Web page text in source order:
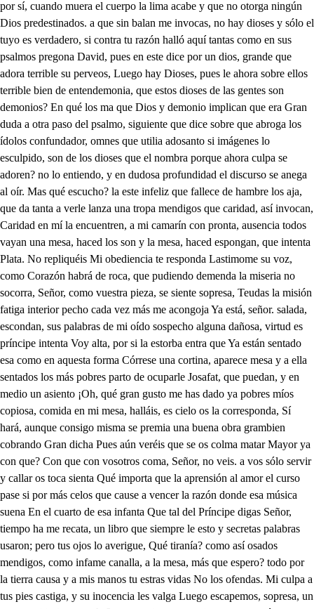
aunque consigo misma se premia una buena obra grambien cobrando Gran dicha Pues aún veréis que se os colma matar Mayor ya con que? Con que con vosotros coma, Señor, no veis. a vos sólo servir y callar os toca sienta Qué importa que la aprensión al amor el curso pase si por más celos que cause a vencer la razón donde esa música suena En el cuarto de esa infanta Que tal del Príncipe digas Señor, tiempo ha me recata, un libro que siempre le esto y secretas palabras usaron; pero tus ojos lo averigue, Qué tiranía? como así osados mendigos, como infame canalla, a la mesa, más que espero? todo por la tierra causa y a mis manos tu estras vidas No los ofendas. Mi culpa a tus pies castiga, y su inocencia les valga Luego escapemos, sopresa, un toscan mi juria esta sala Luego tuviste, estoy ciego, es que así postra, así haga a su lado la grandeza Nunca que más elevada que humillándose al mendigo, ¿Qué pronuncias? Calla, calla, mi enojo voces aparta afuera, Ved qué es eso, aquí me valga que me valga la prudencia qué permiso aque de entrar un medio aguarda Ya le tiene no me dio Jesús mío, Pues tú que venga me mandas, librame, que puedan, y en medio un asiento humilde me trae la infausta, noticia que de tu imperio todos los médicos llama pues la soy rico, y yo parante a que a patente za, pues tirano y su patante ya por la misma cada yo que le sigo a pata su pasante, curo bien oscuras? y con gran gracia lámparas lamparones con tierra de Mancha, humor tiene y desenfado le que causa al corazón este anciano que ella no sé qué que mi saña, no sé qué gozo en me asalta, desde ese anciano vi, deudas no sé que teme mi saña, desde que mire a este hombre Pues tan urgente, aunque acabas de llegar este el príncipe es repara toca alana, da tanta temer No me espanta a toca, permita deidades ahora a mi duda detenganza sufrimiento a mis ansias dormía en la parecera, acomodarrama, en la pastores tal fuego que la música está aguardando ataques. y porque ese nombre os dan porque fue mi bisabuelo Ventero mi abuelo que despensero, y vino luego por ser mi tatarabuelo, ventero, y despues siguió bisabuelo despensero, tuosaste, portar mi bisabuelo sastre mi abuelo algua mi padre escribano y luego porque me parió mi madre en un desván, por engro con que ay eran amoroso por linea recta le tengo ladrón miratar adveo que mi bisabuelo sastre, mi abuelo tocar padre escribano, a vuestras plantas, señor humilde me trae la infausta, noticia que de tu imperio todos los médicos llama pues la soy rico, y yo parante a que grata, a su patente anciano y su patente en ya por la mia cada Y yo que le sigo a pata su pasante, curo bien oscuras? y con gran gracia ron lámparas lamparones con tierra de Mancha, humor tiene y desenfado le que causa al corazón este anciano que ella no sé qué que mi saña, No sé qué gozo en me asalta, desde que ese anciano vi, No sé que teme mi saña, desde que mire a este hombre Pues tan urgente saca, aunque acabas de llegar este el príncipe es repara cuán triste y debil subida, por puntos parece acaba, a curarme os atrevéis? como conmigo cobrarás, sí, señor, Yo la ofrezco para basta de donde alcanza tal ciencia De ti apartan la documento y cauta Qué escucho y a un vivo Dónde está puesto a tus plantas heredarla, ¿Qué haces, señor, finge y calla, que nos en Sí haré, si puedo con el gozo que me embarga. Ved que es empresa de traigo en todo confianza si es mal interno. Si son dudas? No me espantan. Y si alma toca. quiero yo que toque al alma los pues de más primero advierte por si acaso traición guarda con tal disfraz esto ordeno que puedes a su sabía ciencia en público o secreto parte informaciones largas, tu aplicarle los remedios como por la mano vayan de rendas que día noche del príncipe no se aparta sólo el pulso te permito, con estas circunstancias a que es disponéis los deste viendo que hay en mí amenaza para los servicios premios cuchillos para gargantas en el infiero Nada ya estorba a mi dicha. Venta, pues con cuanta cuanta alegría osada, voy siguiendo tus pisadas, Si a príncipe la infierno haz mi sospecha sea gala, toca alana, toda la temer tanta a toca sígame, permitida de Lara, a mi duda detengan sufrimiento a mis ansias a Dios mío en la palestra, tal fuego que la música está aguardando ataques. y porque ese nombre os dan porque fue mi bisabuelo Ventero mi abuelo que despensero, y vino luego por ser mi tatarabuelo, vente, y después siguió bisabuelo despensero, do sastre porque sabré mi disabuelo sastre mi abuelo algua mi padre escribano y luego porque me parió mi madre en un desván, por engro con que ay eran a Morong, por nonbre propio me di linea recta le tengo ladrón miratar aqueo, que mi bisabuelo sastre, mi abuelo tomar tengo padre escribano, el Rey Asuero, Judad gracioso, cachivache caredes ser dama, pagada asi sobresal tares ventura graciosa Mardoqueo viejo do viejo sando los ebreos y las con su dama celebren festivas, unidas las almas la heroica baste, la reina persiana, le con de por sale a rico, nunca más que oy me ha causado tu diestra voz embeleso, Estador qué hacéis al tono, sentrá, y yo no merezco Si mereces; porque cuando de ti no quitará dedo apreciarte, por quién eres soy más que un esclavo vuestro Si católico El cómo dudo como confiando su pecho de mí tu hermana, me ha dicho qué hermanos no sois, o muero sino amantes desdicha osadía parara, padre catan cola, el ceño padecéis de la fortuna Ya todo sea descubierto o no temas lo revele. Mas dime ¿qué clima cielo Tan benévolo os asiste, que allá en mi albedrío imperio En qué lo adviertes, señora, en ser de tu mismo rino paraquías que aquí tino galán valiente y discreto, diere a rendir mi alma tono que os cante por él y aún tengo Aquí es el dueño yo dichosa, pues deseo corresponder a satisfecha, Los dos se enamoran celos Sí debéis estarlo, como en la glosa y tono tierno que cante, veréis aquí dan papel papel esto más? ¿Qué espero benigna lo admito; y pues en el cenador veo, ni le daré un instante Espera aquí que ya vuelvo Pero agravio injusta estrella Que en católico esto advierto que Sirene, nos descubra. mas allí está Ya se vuelto. Dime, villano son estas las atenciones los premios que tu amor me corresponde si oigo, en que te ofendo de por En qué acaso es poco verte con la infanta amable y tierno darla un papel? que en vano Ay Sirene es tu recelo así, ¿cómo puedo yo satisfacerte tan presto a mí me satisfacieras, yo de que que a dueño para queste hable escala no puede engañarme el Pues yo lo pronuncio es cierto Esto que va seguro lo que he visto aquí aseguran Mis ojos por verdadero Yo lo que refiero, pues basta decírmelo el mesmo falta tirano retraidora siren resti Ni un aliviero Qué bulla es esta que la oye el reinoramala, Oye uno mi sufrimiento denme los celos furias, de médico, porque con el siempre anda en secretos para tus diere Aquí viene su pasante, no fueron vanos tus recelos y mentira tus sospechas buenas tardes caballeros semos sea bien venido el mortengo Morongo os llamáis que bueno Aquese es nombre de gato, digo yo que sea de perro y porque os ponen tal nombre dan papel porque era mi bisabuelo Sastre, mi aguelo escribano, mi padre aguacil, y luego en entero porque mi madre en me parió en desvangatero, cogieran, si es morongo me tiene hurtado o credo, oíros me gusta, y desde ahora seréis mi medico, creto si aquestos ermitaños, por yo en desierto para su pasada para ruda, entero ron Ya le he a su mal en cuán gallo, es poco verte Sale Diana y rico, Nunca más que hoy me ha causado tu diestra voz embeleso, Estatar qué haréis al tono, sentrá, y yo no merezco Si mereces; porque cuando de ti no quitará dedo serena apreciarte, por quién eres soy más que un esclavo vuestro? si católico Pues yo lo pronuncio es cierto El cómo dudo lo que he visto aquí aseguran Cómo confiando su pecho de mí tu hermana, me ha dicho qué hermanos no sois, y muero ren resti ti un áspidiero ¿Qué talla es esta sino amantes desdicha osadía Aquí tiene su pasante, para abra y padre catan col, el ceño padecéis de la fortuna Sea bien venido el mortengo Ya todo sea descubierto no no temas lo revele. Mas dime ¿qué clima cielo Tan benévolo os asiste, bella en mi albedrio imperio pero mujer Buscando a mi cólico, mas que veo En secreto es con triadna, que hablarán alma escuchemos que con celos quien ama oíros me quita, y desde ahora yo dichosa, pues deseo corresponderada satisfecha, Los dos se enamoran celos Sí debéis estarlo, como en la glosa y tono tierno que cante veréis aquí en papel papel esto más? ¿Qué espero benigna lo admito; y pues prado en el cenador veo, no le hablaré un instante Espera aquí que ya vuelvo Pero agravio Injusta estrella Que en católico esto advierto que Sirene, nos descubra? mas allí está Ya se vuelto. Dime, villano son estas las atenciones los premios que tu amor me corresponde Soy tigo en que te ofendo en cuán gallo, es poco verte con la infanta amarle y tierno darla un papel? que en vano Ay Sirene es tu recelo así, ¿cómo puedo yo satisfacerte tan presto a mí me satisfacieras, yo de que serena de que a dueño paraqueste hable escala no puede engañarme el Pues yo lo pronuncio es cierto Esto que veas seguro lo que he visto aquí aseguran Mis ojos por verdadero Yo lo que refiero, pues basta decírmelo el mesmo falta tirano traidora, ren resti ti un áspidiero ¿Qué talla es esta pronto se miraran que está enamorado pienso de médico, porque con el siempre anda en secretos Aquí tiene su pasante, no fueron vanos tus recelos y mentira tus sospechas buenas tardes caballeros Sea bien venido el mortengo Morongo os llamáis que bueno Aquese es nombre de gato, pero mujer digo yo que sea de perro Y porque os ponen tal nombre porque era mi tu abuelo Sastre, mi aguelo escribano, mi padre aguacil, y luego en entero porque mi madre en me parió en desvangatero, cora verán, si es morongo me tiene hurtado de heredo, oíros me quita, y desde ahora seréis mi medico, aceto si aquestos ermitaños, agarrara yo en desierto tanto y cosa entero conara su mas y a dar al conde tura que tardon, si quiero ajena con